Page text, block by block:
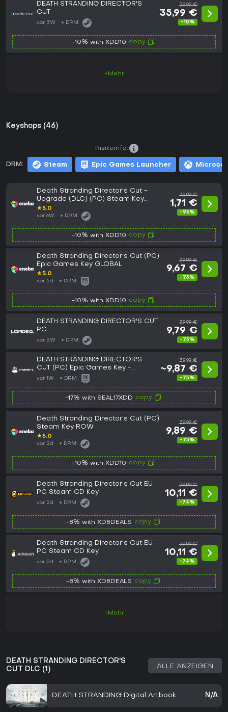
DEATH STRANDING DIRECTOR'S
CUT
vor 3W DRM:
39,99 €
35,99 €
-10%
-10% with XDD10 copy
+Mehr
Keyshops (46)
DRM: Steam Epic Games Launcher
Risikoinfo:
Death Stranding Director's Cut -
Upgrade (DLC) (PC) Steam Key
GLOBAL
★5.0
vor 6W DRM:
39,99 €
1,71 €
-95%
-10% with XDD10 copy
Death Stranding Director's Cut (PC)
Epic Games Key GLOBAL
★5.0
vor 5d DRM:
39,99 €
9,67 €
-75%
-10% with XDD10 copy
DEATH STRANDING DIRECTOR'S CUT
PC
vor 2W DRM:
39,99 €
9,79 €
-75%
DEATH STRANDING DIRECTOR'S
CUT (PC) Epic Games Key -
GLOBAL
vor 1W DRM:
39,99 €
~9,87 €
-75%
-17% with SEAL17XDD copy
Death Stranding Director's Cut (PC)
Steam Key ROW
★5.0
vor 2d DRM:
39,99 €
9,89 €
-75%
-10% with XDD10 copy
Death Stranding Director's Cut EU
PC Steam CD Key
vor 2d DRM:
39,99 €
10,11 €
-74%
-8% with XD8DEALS copy
Death Stranding Director's Cut EU
PC Steam CD Key
vor 2d DRM:
39,99 €
10,11 €
-74%
-8% with XD8DEALS copy
+Mehr
DEATH STRANDING DIRECTOR'S
CUT DLC (1)
ALLE ANZEIGEN
DEATH STRANDING Digital Artbook N/A